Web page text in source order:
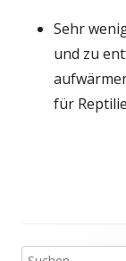
Sehr
und zu
für
Suchen